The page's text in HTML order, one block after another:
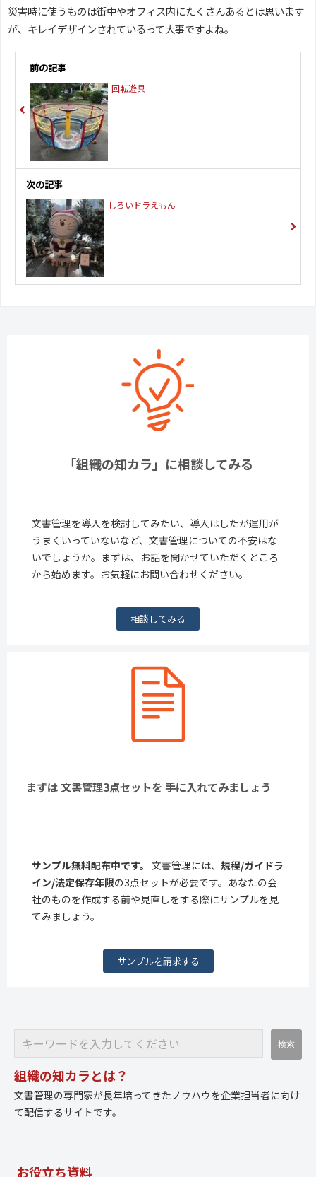
災害時に使うものは街中やオフィス内にたくさんあるとは思います
が、キレイデザインされているって大事ですよね。
前の記事
回転遊具
次の記事
しろいドラえもん
「組織の知カラ」に相談してみる
文書管理を導入を検討してみたい、導入はしたが運用が
うまくいっていないなど、文書管理についての不安はな
いでしょうか。まずは、お話を聞かせていただくところ
から始めます。お気軽にお問い合わせください。
相談してみる
まずは 文書管理3点セットを 手に入れてみましょう
サンプル無料配布中です。 文書管理には、 規程/ガイドラ
イン/法定保存年限の3点セットが必要です。あなたの会
社のものを作成する前や見直しをする際にサンプルを見
てみましょう。
サンプルを請求する
組織の知カラとは？
文書管理の専門家が長年培ってきたノウハウを企業担当者に向け
て配信するサイトです。
お役立ち資料